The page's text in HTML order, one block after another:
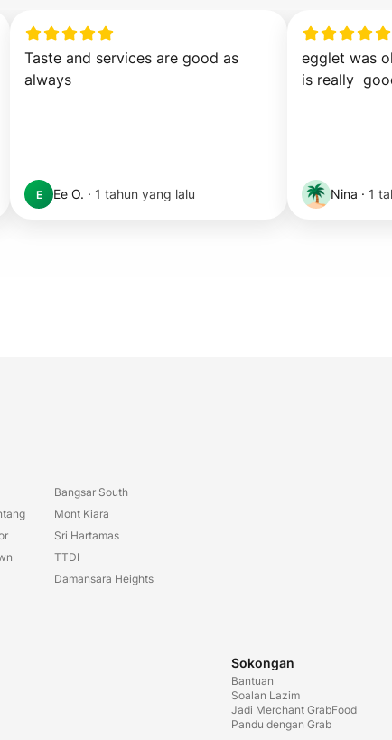
Taste and services are good as
E Ee O. · 1 tahun yang lalu
egglet was
is really
Nina · 1
Bangsar South
Mont Kiara
Sri Hartamas
TTDI
Damansara Heights
Sokongan
Bantuan
Soalan Lazim
Jadi Merchant GrabFood
Pandu dengan Grab